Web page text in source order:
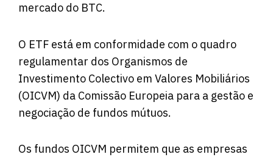
mercado do BTC.
O ETF está em conformidade com o quadro
regulamentar dos Organismos de
Investimento Colectivo em Valores Mobiliários
(OICVM) da Comissão Europeia para a gestão e
negociação de fundos mútuos.
Os fundos OICVM permitem que as empresas